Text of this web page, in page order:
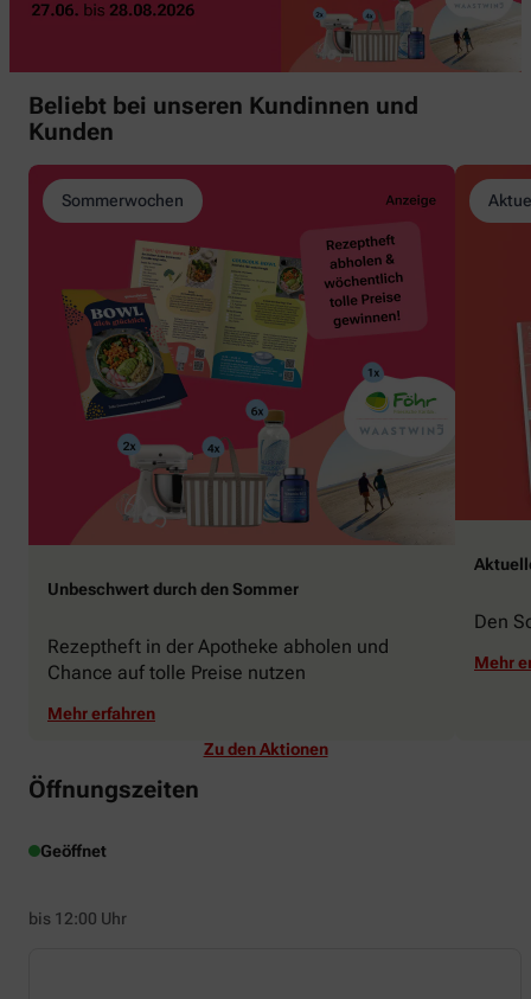
Beliebt bei unseren Kundinnen und
Kunden
Sommerwochen
Unbeschwert durch den Sommer
Rezeptheft in der Apotheke abholen und
Chance auf tolle Preise nutzen
Mehr erfahren
Den
Mehr
Zu den Aktionen
Öffnungszeiten
Geöffnet
bis 12:00 Uhr